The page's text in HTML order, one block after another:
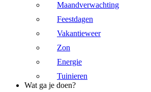
Maandverwachting
Feestdagen
Vakantieweer
Zon
Energie
Tuinieren
Wat ga je doen?